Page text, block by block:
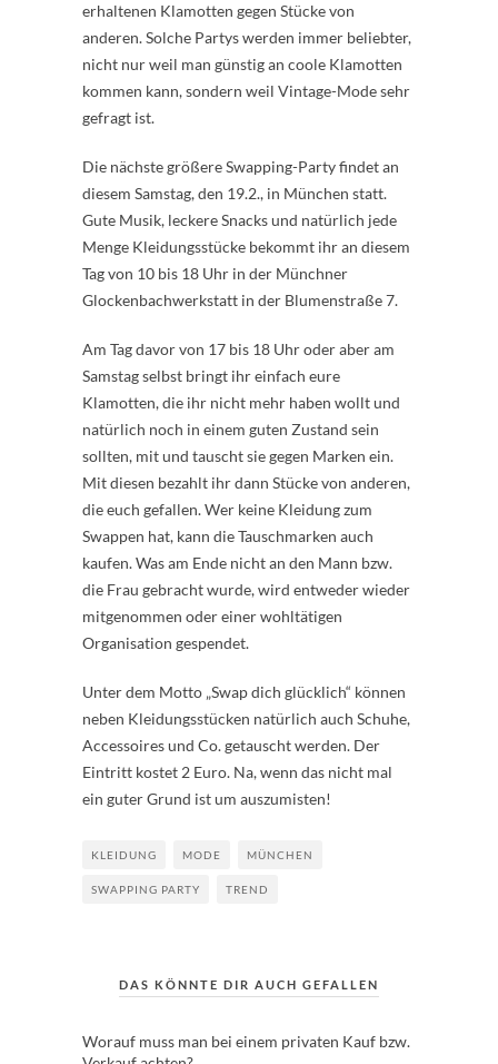
erhaltenen Klamotten gegen Stücke von
anderen. Solche Partys werden immer beliebter,
nicht nur weil man günstig an coole Klamotten
kommen kann, sondern weil Vintage-Mode sehr
gefragt ist.
Die nächste größere Swapping-Party findet an
diesem Samstag, den 19.2., in München statt.
Gute Musik, leckere Snacks und natürlich jede
Menge Kleidungsstücke bekommt ihr an diesem
Tag von 10 bis 18 Uhr in der Münchner
Glockenbachwerkstatt in der Blumenstraße 7.
Am Tag davor von 17 bis 18 Uhr oder aber am
Samstag selbst bringt ihr einfach eure
Klamotten, die ihr nicht mehr haben wollt und
natürlich noch in einem guten Zustand sein
sollten, mit und tauscht sie gegen Marken ein.
Mit diesen bezahlt ihr dann Stücke von anderen,
die euch gefallen. Wer keine Kleidung zum
Swappen hat, kann die Tauschmarken auch
kaufen. Was am Ende nicht an den Mann bzw.
die Frau gebracht wurde, wird entweder wieder
mitgenommen oder einer wohltätigen
Organisation gespendet.
Unter dem Motto „Swap dich glücklich“ können
neben Kleidungsstücken natürlich auch Schuhe,
Accessoires und Co. getauscht werden. Der
Eintritt kostet 2 Euro. Na, wenn das nicht mal
ein guter Grund ist um auszumisten!
KLEIDUNG MODE MÜNCHEN
SWAPPING PARTY TREND
DAS KÖNNTE DIR AUCH GEFALLEN
Worauf muss man bei einem privaten Kauf bzw.